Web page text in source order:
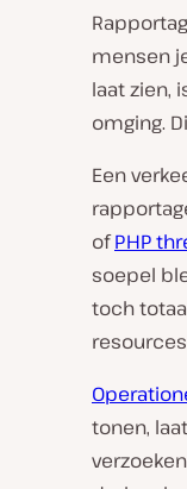
mensen
laat zien,
omging.
Een
ofPHP
soepel
toch
tonen,